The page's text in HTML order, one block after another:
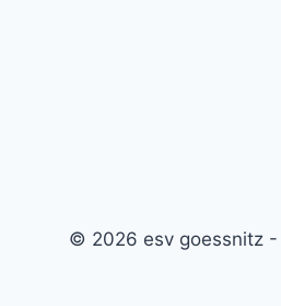
© 2026 esv goessnitz -